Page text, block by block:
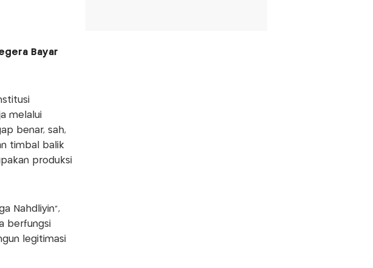
Bayar
melalui
benar, sah,
timbal balik
produksi
Nahdliyin",
berfungsi
legitimasi